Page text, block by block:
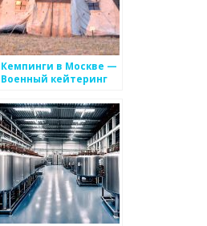
Кемпинги в Москве —
Военный кейтеринг